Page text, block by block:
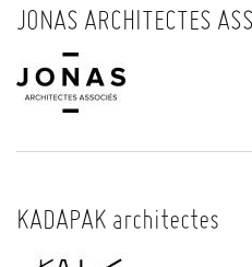
JONAS ARCHITECTES
KADAPAK architectes